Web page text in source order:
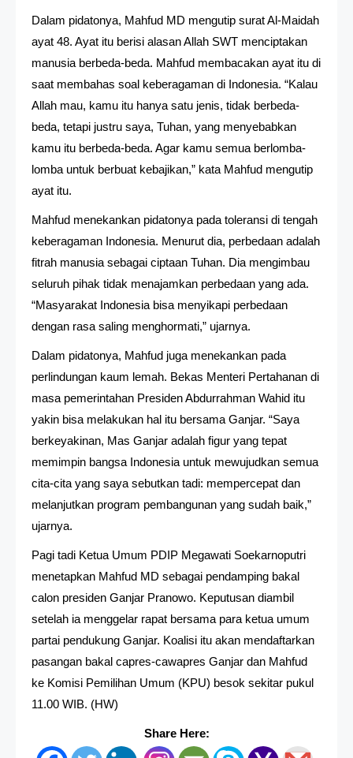
Dalam pidatonya, Mahfud MD mengutip surat Al-Maidah
ayat 48. Ayat itu berisi alasan Allah SWT menciptakan
manusia berbeda-beda. Mahfud membacakan ayat itu di
saat membahas soal keberagaman di Indonesia. “Kalau
Allah mau, kamu itu hanya satu jenis, tidak berbeda-
beda, tetapi justru saya, Tuhan, yang menyebabkan
kamu itu berbeda-beda. Agar kamu semua berlomba-
lomba untuk berbuat kebajikan,” kata Mahfud mengutip
ayat itu.
Mahfud menekankan pidatonya pada toleransi di tengah
keberagaman Indonesia. Menurut dia, perbedaan adalah
fitrah manusia sebagai ciptaan Tuhan. Dia mengimbau
seluruh pihak tidak menajamkan perbedaan yang ada.
“Masyarakat Indonesia bisa menyikapi perbedaan
dengan rasa saling menghormati,” ujarnya.
Dalam pidatonya, Mahfud juga menekankan pada
perlindungan kaum lemah. Bekas Menteri Pertahanan di
masa pemerintahan Presiden Abdurrahman Wahid itu
yakin bisa melakukan hal itu bersama Ganjar. “Saya
berkeyakinan, Mas Ganjar adalah figur yang tepat
memimpin bangsa Indonesia untuk mewujudkan semua
cita-cita yang saya sebutkan tadi: mempercepat dan
melanjutkan program pembangunan yang sudah baik,”
ujarnya.
Pagi tadi Ketua Umum PDIP Megawati Soekarnoputri
menetapkan Mahfud MD sebagai pendamping bakal
calon presiden Ganjar Pranowo. Keputusan diambil
setelah ia menggelar rapat bersama para ketua umum
partai pendukung Ganjar. Koalisi itu akan mendaftarkan
pasangan bakal capres-cawapres Ganjar dan Mahfud
ke Komisi Pemilihan Umum (KPU) besok sekitar pukul
11.00 WIB. (HW)
Share Here: